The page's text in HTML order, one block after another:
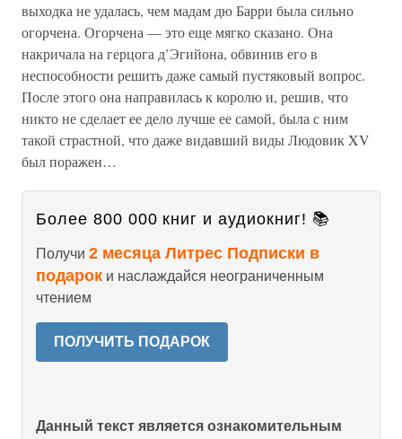
выходка не удалась, чем мадам дю Барри была сильно
огорчена. Огорчена — это еще мягко сказано. Она
накричала на герцога д’Эгийона, обвинив его в
неспособности решить даже самый пустяковый вопрос.
После этого она направилась к королю и, решив, что
никто не сделает ее дело лучше ее самой, была с ним
такой страстной, что даже видавший виды Людовик XV
был поражен…
Более 800 000 книг и аудиокниг! 📚
Получи 2 месяца Литрес Подписки в
подарок и наслаждайся неограниченным
чтением
ПОЛУЧИТЬ ПОДАРОК
Данный текст является ознакомительным